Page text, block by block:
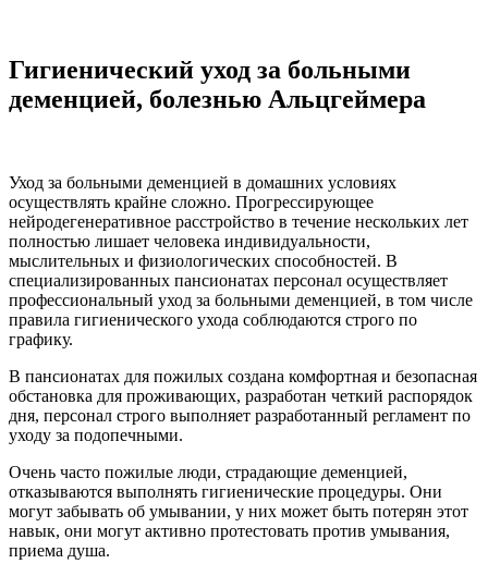
Гигиенический уход за больными
деменцией, болезнью Альцгеймера
Уход за больными деменцией в домашних условиях
осуществлять крайне сложно. Прогрессирующее
нейродегенеративное расстройство в течение нескольких лет
полностью лишает человека индивидуальности,
мыслительных и физиологических способностей. В
специализированных пансионатах персонал осуществляет
профессиональный уход за больными деменцией, в том числе
правила гигиенического ухода соблюдаются строго по
графику.
В пансионатах для пожилых создана комфортная и безопасная
обстановка для проживающих, разработан четкий распорядок
дня, персонал строго выполняет разработанный регламент по
уходу за подопечными.
Очень часто пожилые люди, страдающие деменцией,
отказываются выполнять гигиенические процедуры. Они
могут забывать об умывании, у них может быть потерян этот
навык, они могут активно протестовать против умывания,
приема душа.